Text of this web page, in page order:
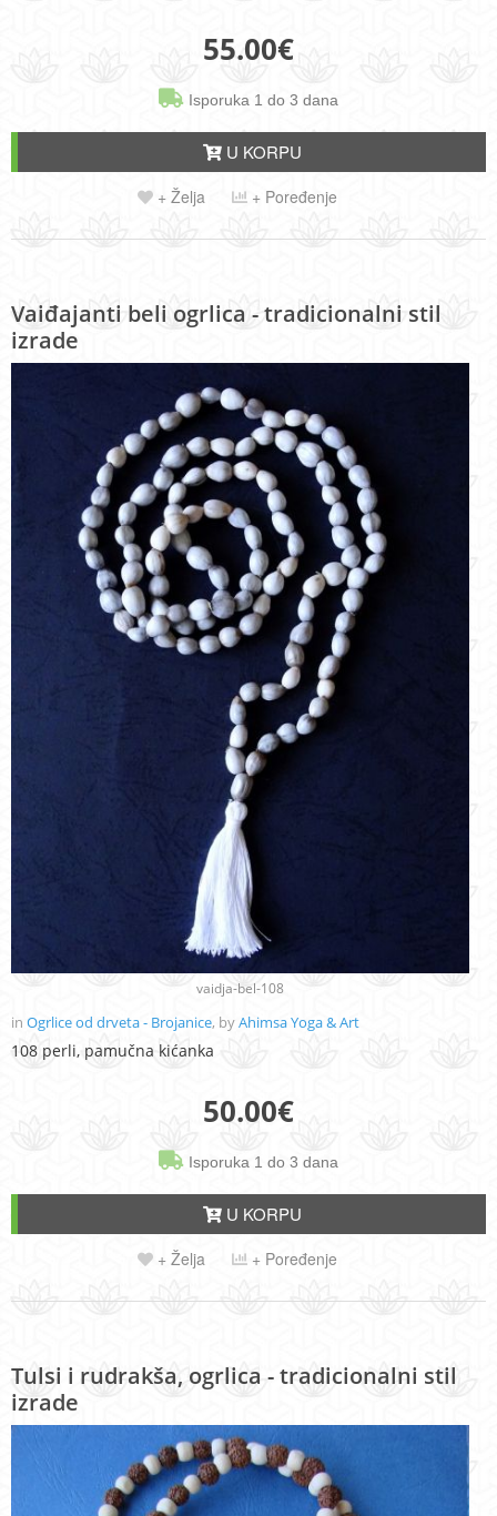
55.00€
Isporuka 1 do 3 dana
U KORPU
+ Želja + Poređenje
Vaiđajanti beli ogrlica - tradicionalni stil
izrade
vaidja-bel-108
in Ogrlice od drveta - Brojanice, byAhimsa Yoga & Art
108 perli, pamučna kićanka
50.00€
Isporuka 1 do 3 dana
U KORPU
+ Želja + Poređenje
Tulsi i rudrakša, ogrlica - tradicionalni stil
izrade